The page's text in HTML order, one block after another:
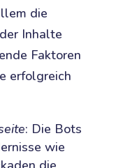
die
Inhalte
Faktoren
erfolgreich
: Die Bots
wie